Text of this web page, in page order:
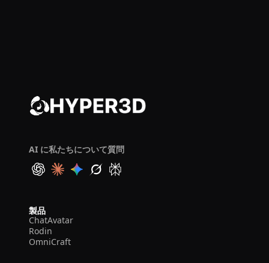
AI に私たちについて質問
製品
ChatAvatar
Rodin
OmniCraft